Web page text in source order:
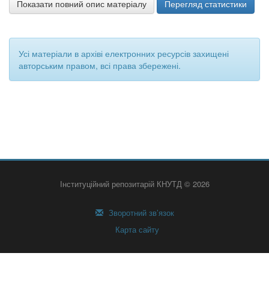
Показати повний опис матеріалу Перегляд статистики
Усі матеріали в архіві електронних ресурсів захищені
авторським правом, всі права збережені.
Інституційний репозитарій КНУТД © 2026
Зворотний зв’язок
Карта сайту